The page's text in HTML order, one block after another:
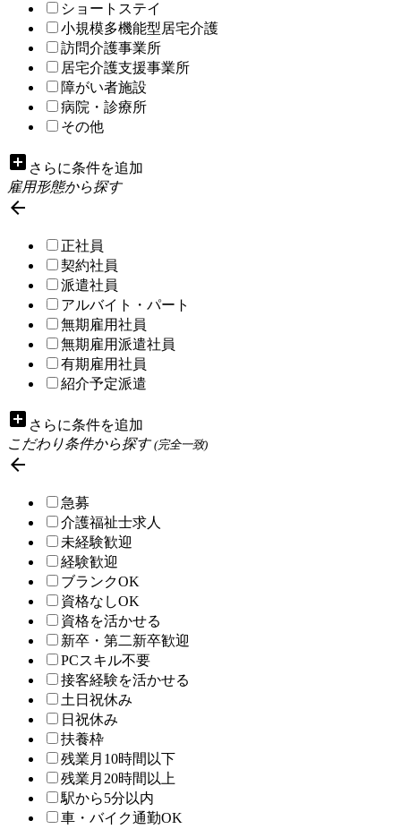
ショートステイ
小規模多機能型居宅介護
訪問介護事業所
居宅介護支援事業所
障がい者施設
病院・診療所
その他
add_box さらに条件を追加
雇用形態から探す

正社員
契約社員
派遣社員
アルバイト・パート
無期雇用社員
無期雇用派遣社員
有期雇用社員
紹介予定派遣
add_box さらに条件を追加
こだわり条件から探す(完全一致)

急募
介護福祉士求人
未経験歓迎
経験歓迎
ブランクOK
資格なしOK
資格を活かせる
新卒・第二新卒歓迎
PCスキル不要
接客経験を活かせる
土日祝休み
日祝休み
扶養枠
残業月10時間以下
残業月20時間以上
駅から5分以内
車・バイク通勤OK